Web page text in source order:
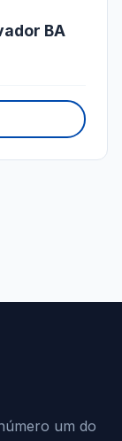
BA
um do